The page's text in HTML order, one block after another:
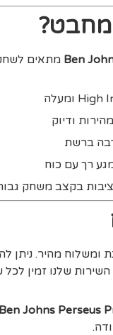
Ben מתאים
ודיוק
ברשת
רך עם כוח
בקצב משחק
ומשלוח מהיר. ניתן
שלנו זמין לכל
Ben Johns Perseus